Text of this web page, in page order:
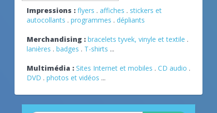
Impressions : flyers . affiches . stickers et
autocollants . programmes . dépliants
Merchandising : bracelets tyvek, vinyle et textile .
lanières . badges . T-shirts ...
Multimédia : Sites Internet et mobiles . CD audio .
DVD . photos et vidéos ...